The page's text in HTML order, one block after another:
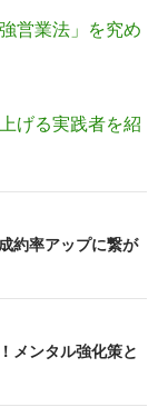
営業法」を究め
げる実践者を紹
約率アップに繋が
メンタル強化策と